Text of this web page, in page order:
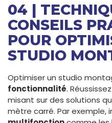
04 |
CONSEILS
POUR
STUDIO
Optimiser un studio
fonctionnalité.
misant sur des solutions
mètre carré. Par exemple,